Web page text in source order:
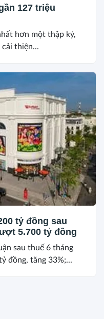
127 triệu
hơn một thập kỷ,
cải thiện...
tỷ đồng sau
5.700 tỷ đồng
sau thuế 6 tháng
đồng, tăng 33%;...